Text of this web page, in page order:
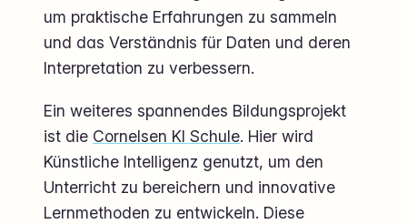
um praktische Erfahrungen zu sammeln
und das Verständnis für Daten und deren
Interpretation zu verbessern.
Ein weiteres spannendes Bildungsprojekt
ist die Cornelsen KI Schule. Hier wird
Künstliche Intelligenz genutzt, um den
Unterricht zu bereichern und innovative
Lernmethoden zu entwickeln. Diese